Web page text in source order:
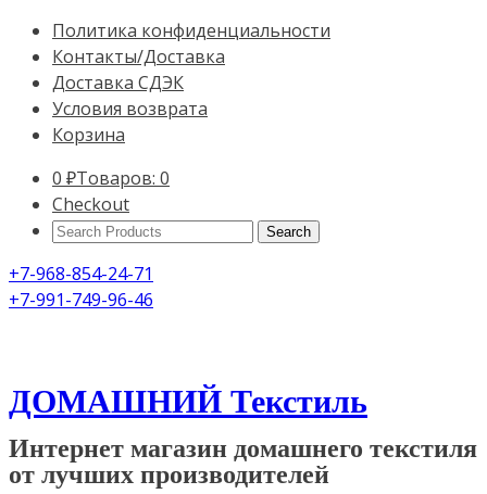
Политика конфиденциальности
Контакты/Доставка
Доставка СДЭК
Условия возврата
Корзина
0 ₽Товаров: 0
Checkout
Search
+7-968-854-24-71
+7-991-749-96-46
ДОМАШНИЙ Текстиль
Интернет магазин домашнего текстиля
от лучших производителей